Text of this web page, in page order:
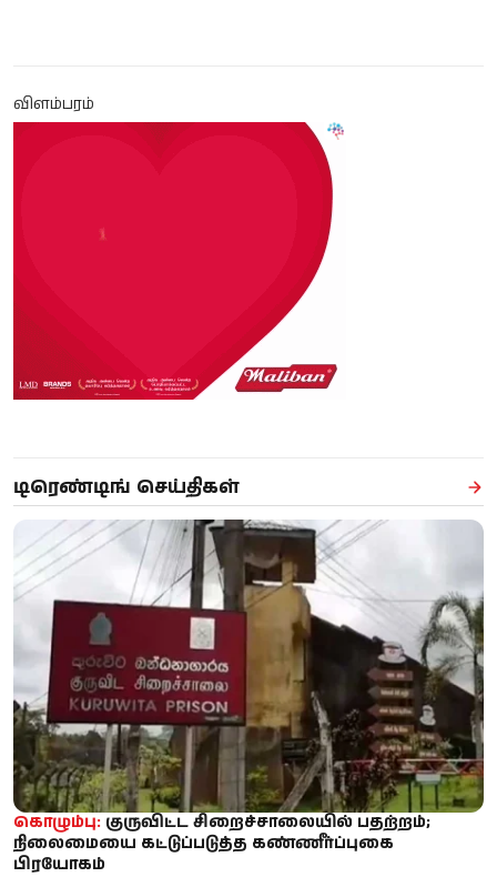
விளம்பரம்
டிரெண்டிங் செய்திகள்
கொழும்பு: குருவிட்ட சிறைச்சாலையில் பதற்றம்;
நிலைமையை கட்டுப்படுத்த கண்ணீர்ப்புகை
பிரயோகம்